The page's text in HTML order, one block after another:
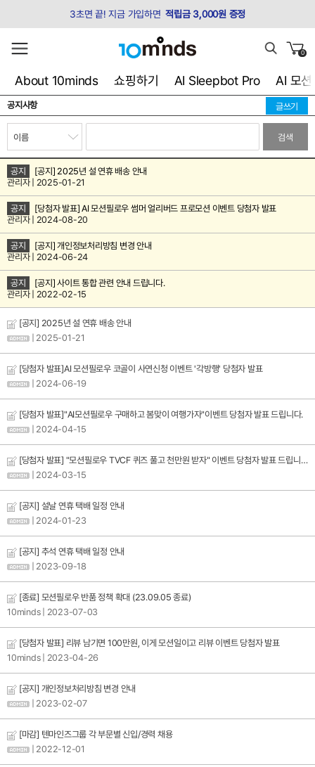
3초면 끝! 지금 가입하면 적립금 3,000원 증정
0
About 10minds 쇼핑하기 AI Sleepbot Pro AI 모션
공지사항 글쓰기
검색
공지
[공지] 2025년 설 연휴 배송 안내
관리자 | 2025-01-21
공지
[당첨자 발표] AI 모션필로우 썸머 얼리버드 프로모션 이벤트 당첨자 발표
관리자 | 2024-08-20
공지
[공지] 개인정보처리방침 변경 안내
관리자 | 2024-06-24
공지
[공지] 사이트 통합 관련 안내 드립니다.
관리자 | 2022-02-15
[공지] 2025년 설 연휴 배송 안내
| 2025-01-21
[당첨자 발표]AI 모션필로우 코골이 사연신청 이벤트 '각방행' 당첨자 발표
| 2024-06-19
[당첨자 발표]"AI모션필로우 구매하고 봄맞이 여행가자"이벤트 당첨자 발표 드립니다.
| 2024-04-15
[당첨자 발표] "모션필로우 TVCF 퀴즈 풀고 천만원 받자" 이벤트 당첨자 발표 드립니다.
| 2024-03-15
[공지] 설날 연휴 택배 일정 안내
| 2024-01-23
[공지] 추석 연휴 택배 일정 안내
| 2023-09-18
[종료] 모션필로우 반품 정책 확대 (23.09.05 종료)
10minds
| 2023-07-03
[당첨자 발표] 리뷰 남기면 100만원, 이게 모션일이고 리뷰 이벤트 당첨자 발표
10minds
| 2023-04-26
[공지] 개인정보처리방침 변경 안내
| 2023-02-07
[마감] 텐마인즈그룹 각 부문별 신입/경력 채용
| 2022-12-01